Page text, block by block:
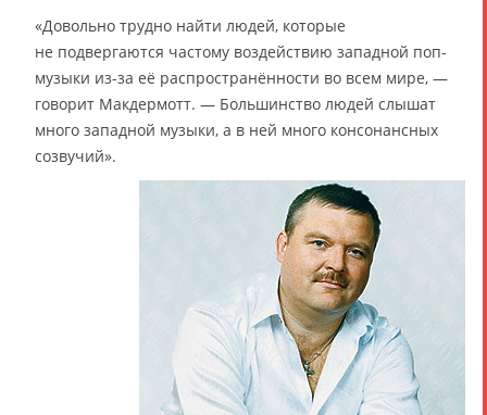
«Довольно трудно найти людей, которые
не подвергаются частому воздействию западной поп-
музыки из-за её распространённости во всем мире, —
говорит Макдермотт. — Большинство людей слышат
много западной музыки, а в ней много консонансных
созвучий».